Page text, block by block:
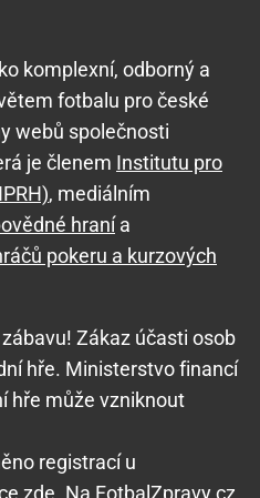
komplexní, odborný a
fotbalu pro české
webů společnosti
je členem Institutu pro
, mediálním
hranía
pokeru a kurzových
Zákaz účasti osob
hře. Ministerstvo financí
hře může vzniknout
registrací u
zde . Na FotbalZpravy.cz